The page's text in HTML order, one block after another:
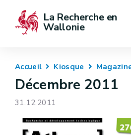
La Recherche en
Wallonie
Accueil Kiosque
Décembre 2011
31.12.2011